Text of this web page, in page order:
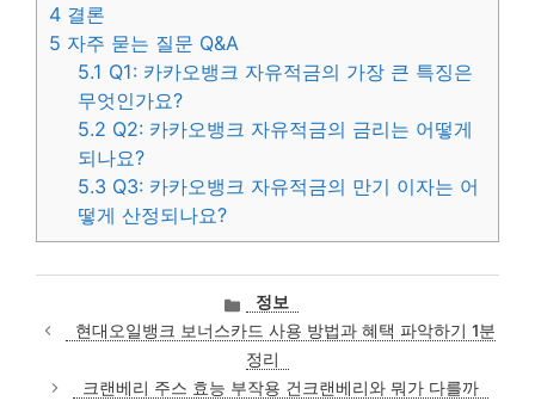
4 결론
5 자주 묻는 질문 Q&A
5.1 Q1: 카카오뱅크 자유적금의 가장 큰 특징은
무엇인가요?
5.2 Q2: 카카오뱅크 자유적금의 금리는 어떻게
되나요?
5.3 Q3: 카카오뱅크 자유적금의 만기 이자는 어
떻게 산정되나요?
카
테
고
리
정보
현대오일뱅크 보너스카드 사용 방법과 혜택 파악하기 1분
정리
크랜베리 주스 효능 부작용 건크랜베리와 뭐가 다를까